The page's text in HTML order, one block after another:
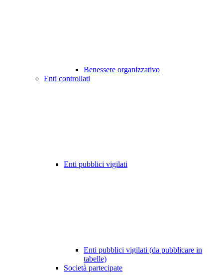
Benessere organizzativo
Enti controllati
Enti pubblici vigilati
Enti pubblici vigilati (da pubblicare in
tabelle)
Società partecipate